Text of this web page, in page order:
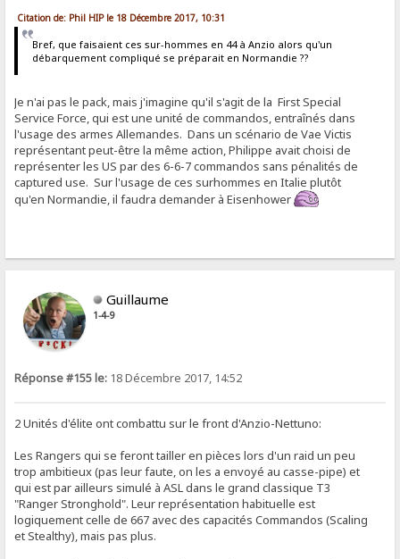
Citation de: Phil HIP le 18 Décembre 2017, 10:31
Bref, que faisaient ces sur-hommes en 44 à Anzio alors qu'un
débarquement compliqué se préparait en Normandie ??
Je n'ai pas le pack, mais j'imagine qu'il s'agit de la First Special
Service Force, qui est une unité de commandos, entraînés dans
l'usage des armes Allemandes. Dans un scénario de Vae Victis
représentant peut-être la même action, Philippe avait choisi de
représenter les US par des 6-6-7 commandos sans pénalités de
captured use. Sur l'usage de ces surhommes en Italie plutôt
qu'en Normandie, il faudra demander à Eisenhower
Guillaume
1-4-9
Réponse #155 le: 18 Décembre 2017, 14:52
2 Unités d'élite ont combattu sur le front d'Anzio-Nettuno:
Les Rangers qui se feront tailler en pièces lors d'un raid un peu
trop ambitieux (pas leur faute, on les a envoyé au casse-pipe) et
qui est par ailleurs simulé à ASL dans le grand classique T3
"Ranger Stronghold". Leur représentation habituelle est
logiquement celle de 667 avec des capacités Commandos (Scaling
et Stealthy), mais pas plus.